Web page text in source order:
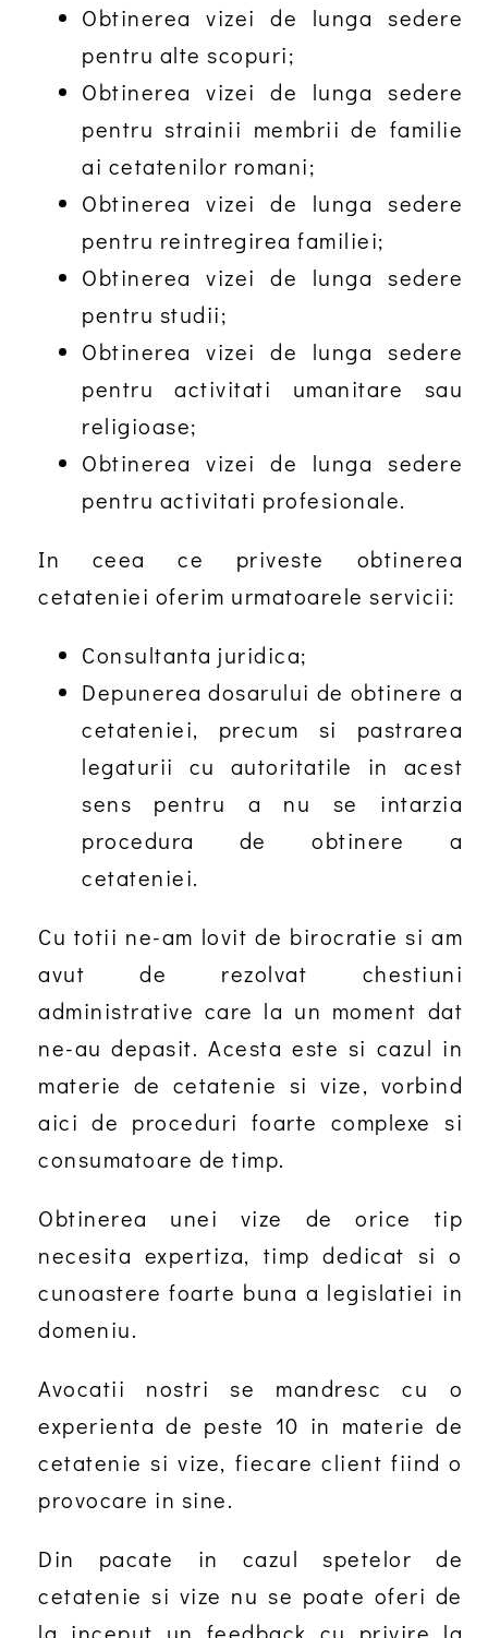
Obtinerea vizei de lunga sedere
pentru alte scopuri;
Obtinerea vizei de lunga sedere
pentru strainii membrii de familie
ai cetatenilor romani;
Obtinerea vizei de lunga sedere
pentru reintregirea familiei;
Obtinerea vizei de lunga sedere
pentru studii;
Obtinerea vizei de lunga sedere
pentru activitati umanitare sau
religioase;
Obtinerea vizei de lunga sedere
pentru activitati profesionale.
In ceea ce priveste obtinerea
cetateniei oferim urmatoarele servicii:
Consultanta juridica;
Depunerea dosarului de obtinere a
cetateniei, precum si pastrarea
legaturii cu autoritatile in acest
sens pentru a nu se intarzia
procedura de obtinere a
cetateniei.
Cu totii ne-am lovit de birocratie si am
avut de rezolvat chestiuni
administrative care la un moment dat
ne-au depasit. Acesta este si cazul in
materie de cetatenie si vize, vorbind
aici de proceduri foarte complexe si
consumatoare de timp.
Obtinerea unei vize de orice tip
necesita expertiza, timp dedicat si o
cunoastere foarte buna a legislatiei in
domeniu.
Avocatii nostri se mandresc cu o
experienta de peste 10 in materie de
cetatenie si vize, fiecare client fiind o
provocare in sine.
Din pacate in cazul spetelor de
cetatenie si vize nu se poate oferi de